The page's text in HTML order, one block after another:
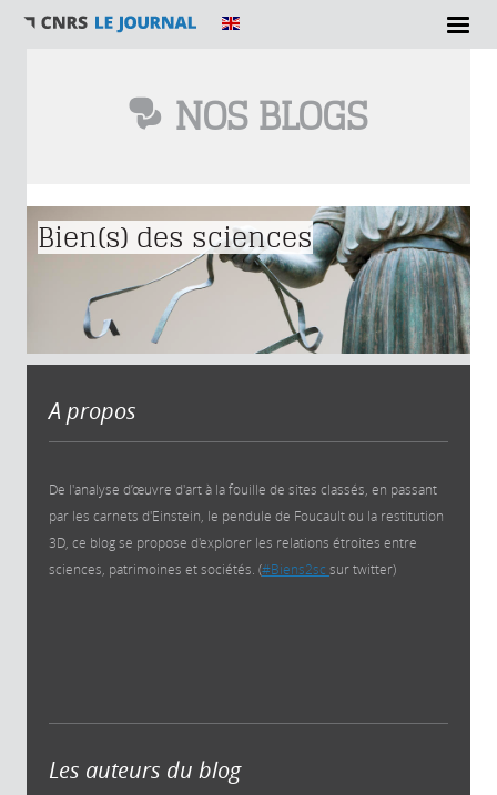
NOS BLOGS
Vous êtes ici
Bien(s) des sciences
A propos
De l'analyse d’œuvre d'art à la fouille de sites classés, en passant
par les carnets d'Einstein, le pendule de Foucault ou la restitution
3D, ce blog se propose d'explorer les relations étroites entre
sciences, patrimoines et sociétés. (#Biens2sc sur twitter)
Les auteurs du blog